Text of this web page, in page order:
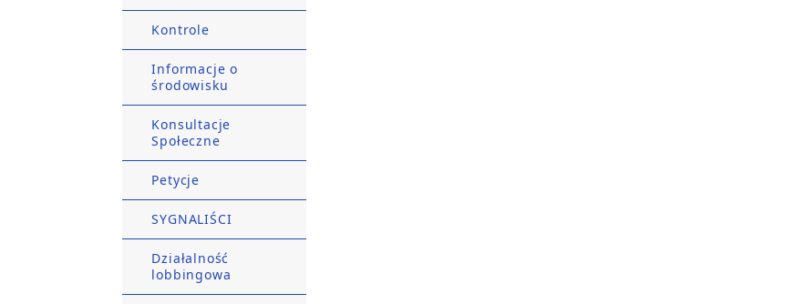
Kontrole
Informacje o
środowisku
Konsultacje
Społeczne
Petycje
SYGNALIŚCI
Działalność
lobbingowa